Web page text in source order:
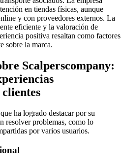
en tiendas físicas, aunque
y con proveedores externos. La
eficiente y la valoración de
positiva resaltan como factores
sobre la marca.
Scalperscompany:
ha logrado destacar por su
resolver problemas, como lo
por varios usuarios.